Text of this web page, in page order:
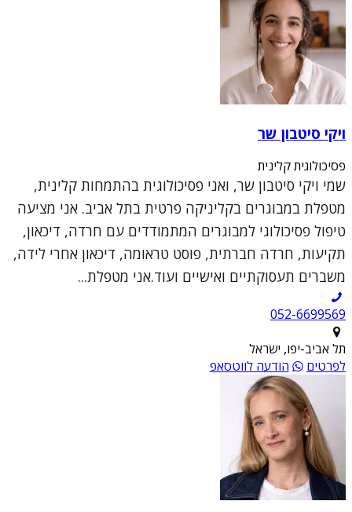
ויקי סיטבון שר
פסיכולוגית קלינית
שמי ויקי סיטבון שר, ואני פסיכולוגית בהתמחות קלינית,
מטפלת במבוגרים בקליניקה פרטית בתל אביב. אני מציעה
טיפול פסיכולוגי למבוגרים המתמודדים עם חרדה, דיכאון,
תקיעות, חרדה חברתית, פוסט טראומה, דיכאון אחרי לידה,
משברים תעסוקתיים ואישיים ועוד.אני מטפלת...
052-6699569
תל אביב-יפו, ישראל
לפרטים
הודעה לווטסאפ